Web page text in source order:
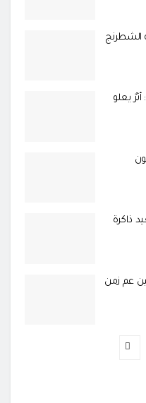
الشطرنج
يعلو
ذاكرة
عم زمن